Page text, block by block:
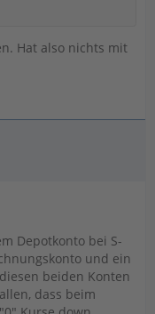
Hat also nichts mit
Depotkonto bei S-
und ein
beiden Konten
dass beim